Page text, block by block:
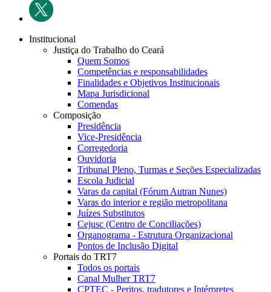
Institucional
Justiça do Trabalho do Ceará
Quem Somos
Competências e responsabilidades
Finalidades e Objetivos Institucionais
Mapa Jurisdicional
Comendas
Composição
Presidência
Vice-Presidência
Corregedoria
Ouvidoria
Tribunal Pleno, Turmas e Seções Especializadas
Escola Judicial
Varas da capital (Fórum Autran Nunes)
Varas do interior e região metropolitana
Juízes Substitutos
Cejusc (Centro de Conciliações)
Organograma - Estrutura Organizacional
Pontos de Inclusão Digital
Portais do TRT7
Todos os portais
Canal Mulher TRT7
CPTEC - Peritos, tradutores e Intérpretes